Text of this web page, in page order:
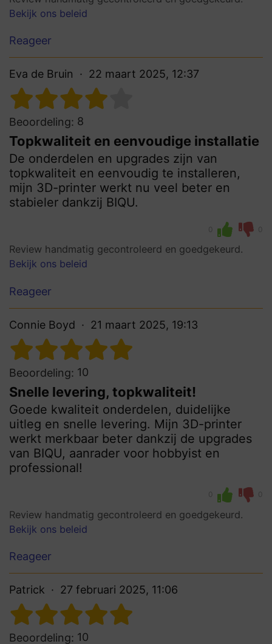
Bekijk ons beleid
Reageer
Eva de Bruin 22 maart 2025, 12:37
Beoordeling: 8
Topkwaliteit en eenvoudige installatie
De onderdelen en upgrades zijn van
topkwaliteit en eenvoudig te installeren,
mijn 3D-printer werkt nu veel beter en
stabieler dankzij BIQU.
0 0
Review handmatig gecontroleerd en goedgekeurd.
Bekijk ons beleid
Reageer
Connie Boyd 21 maart 2025, 19:13
Beoordeling: 10
Snelle levering, topkwaliteit!
Goede kwaliteit onderdelen, duidelijke
uitleg en snelle levering. Mijn 3D-printer
werkt merkbaar beter dankzij de upgrades
van BIQU, aanrader voor hobbyist en
professional!
0 0
Review handmatig gecontroleerd en goedgekeurd.
Bekijk ons beleid
Reageer
Patrick 27 februari 2025, 11:06
Beoordeling: 10